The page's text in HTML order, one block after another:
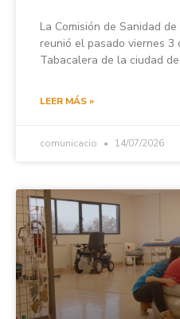
La Comisión de Sanidad de
reunió el pasado viernes 3
Tabacalera de la ciudad
LEER MÁS »
comunicacio 14/07/2026